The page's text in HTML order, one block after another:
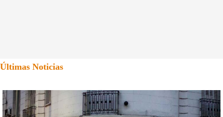
Últimas Noticias